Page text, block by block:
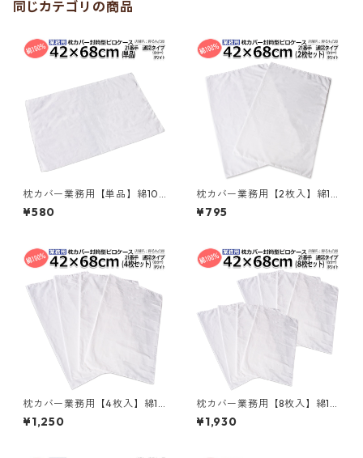
同じカテゴリの商品
枕カバー業務用【単品】綿10
0% 42×68cm 通常タイプ ピ
ローケース 封筒型 ホワイト 白
泊／367560930
¥580
枕カバー業務用【2枚入】綿10
0% 42×68cm 通常タイプ ピ
ローケース 封筒型 ホワイト 白
泊／367560960
¥795
枕カバー業務用【4枚入】綿10
0% 42×68cm 通常タイプ ピ
ローケース 封筒型 ホワイト 白
¥1,250
枕カバー業務用【8枚入】綿10
0% 42×68cm 通常タイプ ピ
ローケース 封筒型 ホワイト 白
¥1,930